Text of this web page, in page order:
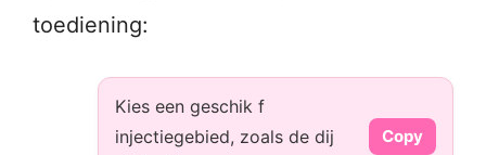
toediening:
Kies een geschik f
injectiegebied, zoals de dij
Copy